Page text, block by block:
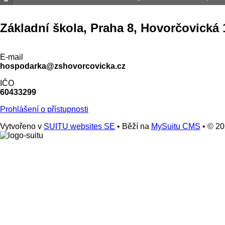
Základní škola, Praha 8, Hovorčovická
E-mail
hospodarka@zshovorcovicka.cz
IČO
60433299
Prohlášení o přístupnosti
Vytvořeno v SUITU websites SE • Běží na MySuitu CMS • ©